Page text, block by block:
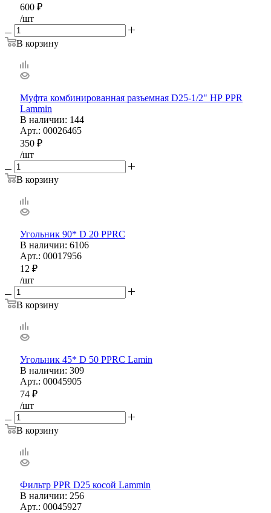
600 ₽
/шт
В корзину
Муфта комбинированная разъемная D25-1/2" НР PPR
Lammin
В наличии: 144
Арт.: 00026465
350 ₽
/шт
В корзину
Угольник 90* D 20 PPRС
В наличии: 6106
Арт.: 00017956
12 ₽
/шт
В корзину
Угольник 45* D 50 PPRС Lamin
В наличии: 309
Арт.: 00045905
74 ₽
/шт
В корзину
Фильтр PPR D25 косой Lammin
В наличии: 256
Арт.: 00045927